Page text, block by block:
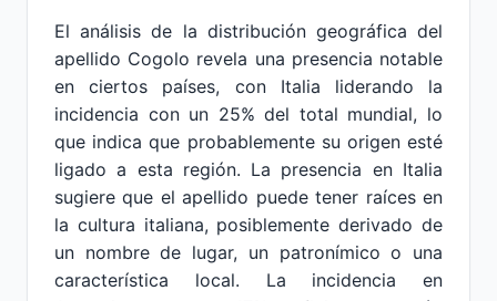
El análisis de la distribución geográfica del
apellido Cogolo revela una presencia notable
en ciertos países, con Italia liderando la
incidencia con un 25% del total mundial, lo
que indica que probablemente su origen esté
ligado a esta región. La presencia en Italia
sugiere que el apellido puede tener raíces en
la cultura italiana, posiblemente derivado de
un nombre de lugar, un patronímico o una
característica local. La incidencia en